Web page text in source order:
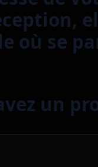
où se
un